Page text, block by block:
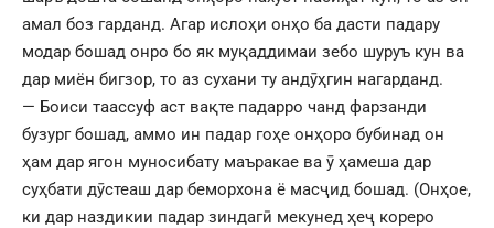
амал боз гарданд. Агар ислоҳи онҳо ба дасти падару
модар бошад онро бо як муқаддимаи зебо шуруъ кун ва
дар миён бигзор, то аз сухани ту андӯҳгин нагарданд.
— Боиси таассуф аст вақте падарро чанд фарзанди
бузург бошад, аммо ин падар гоҳе онҳоро бубинад он
ҳам дар ягон муносибату маъракае ва ӯ ҳамеша дар
суҳбати дӯстеаш дар беморхона ё масҷид бошад. (Онҳое,
ки дар наздикии падар зиндагӣ мекунед ҳеҷ кореро